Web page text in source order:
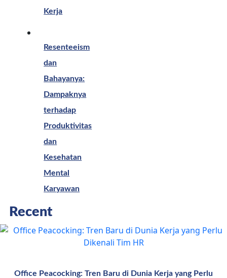
Kerja
Resenteeism
dan
Bahayanya:
Dampaknya
terhadap
Produktivitas
dan
Kesehatan
Mental
Karyawan
Recent
Office Peacocking: Tren Baru di Dunia Kerja yang Perlu